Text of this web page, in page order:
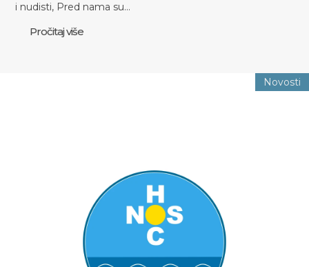
i nudisti, Pred nama su…
Pročitaj više
Novosti